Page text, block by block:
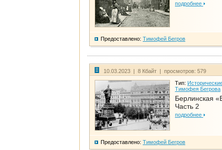
подробнее
Предоставлено: Тимофей Бегров
10.03.2023 | 8 Кбайт | просмотров: 579
Тип:
Тимофея Бегрова
Берлинская
Часть 2
подробнее
Предоставлено: Тимофей Бегров